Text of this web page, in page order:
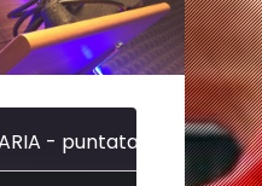
- puntata del 26